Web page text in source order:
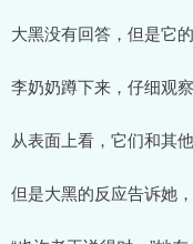
大黑没有回答，但是它
李奶奶蹲下来，仔细观
从表面上看，它们和其
但是大黑的反应告诉她